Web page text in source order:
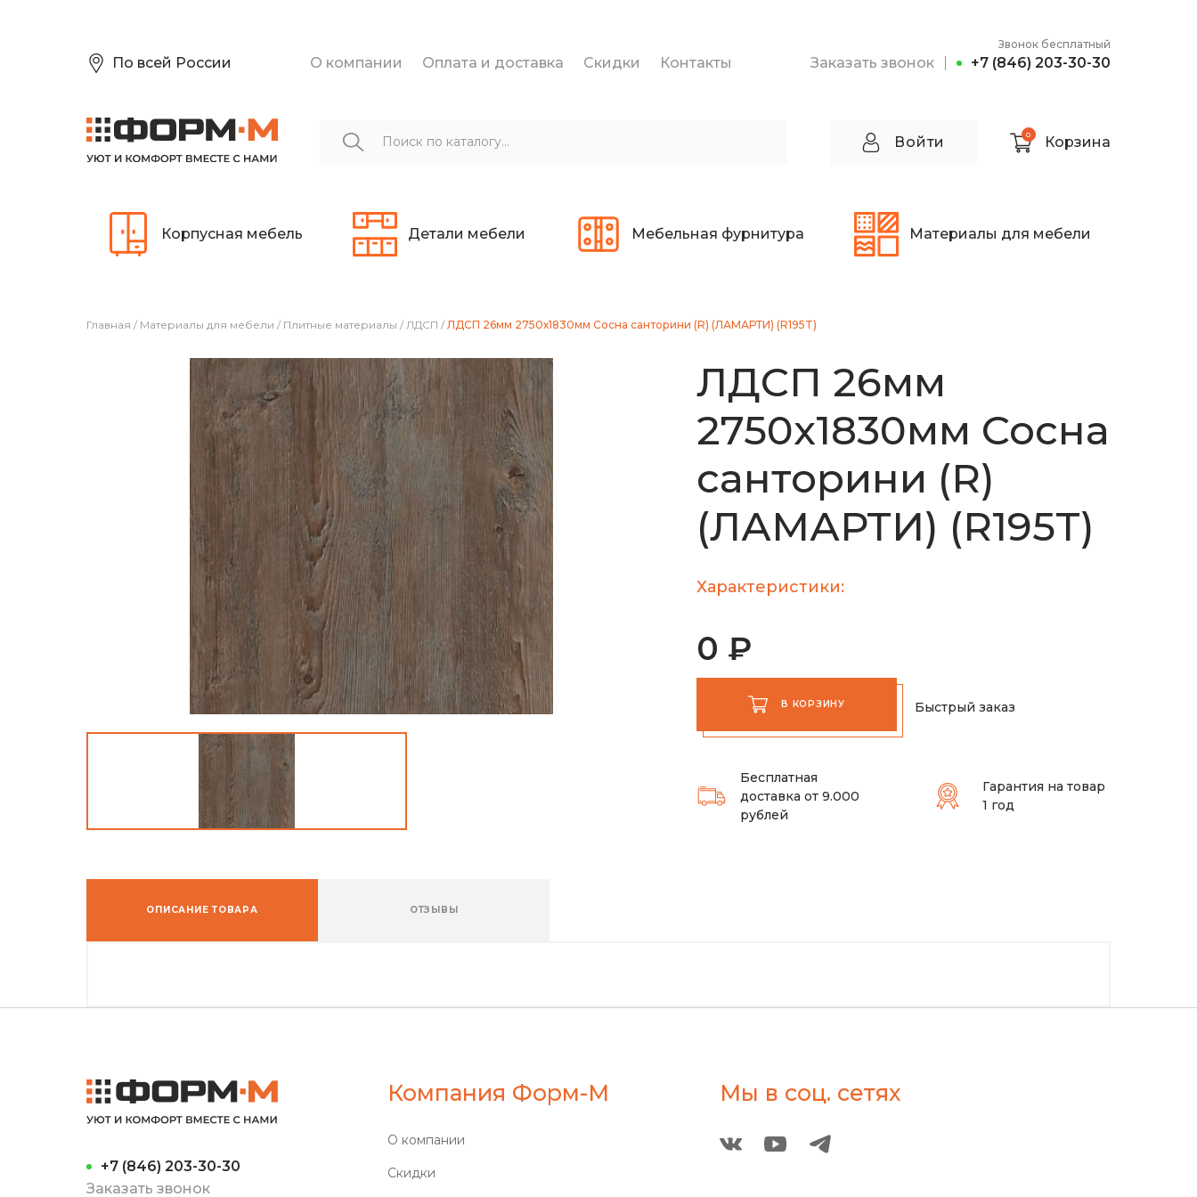
По всей России О компании Оплата и доставка Скидки Контакты Заказать звонок
Звонок бесплатный
+7 (846) 203-30-30
Войти 0 Корзина
Корпусная мебель Детали мебели Мебельная фурнитура Материалы для мебели
Главная / Материалы для мебели / Плитные материалы / ЛДСП / ЛДСП 26мм 2750х1830мм Сосна санторини (R) (ЛАМАРТИ) (R195T)
ЛДСП 26мм
2750х1830мм Сосна
санторини (R)
(ЛАМАРТИ) (R195T)
Характеристики:
0 ₽
В КОРЗИНУ Быстрый заказ
Бесплатная
доставка от 9.000
рублей
Гарантия на товар
1 год
ОПИСАНИЕ ТОВАРА ОТЗЫВЫ
+7 (846) 203-30-30
Заказать звонок
Компания Форм-М
О компании
Скидки
Мы в соц. сетях